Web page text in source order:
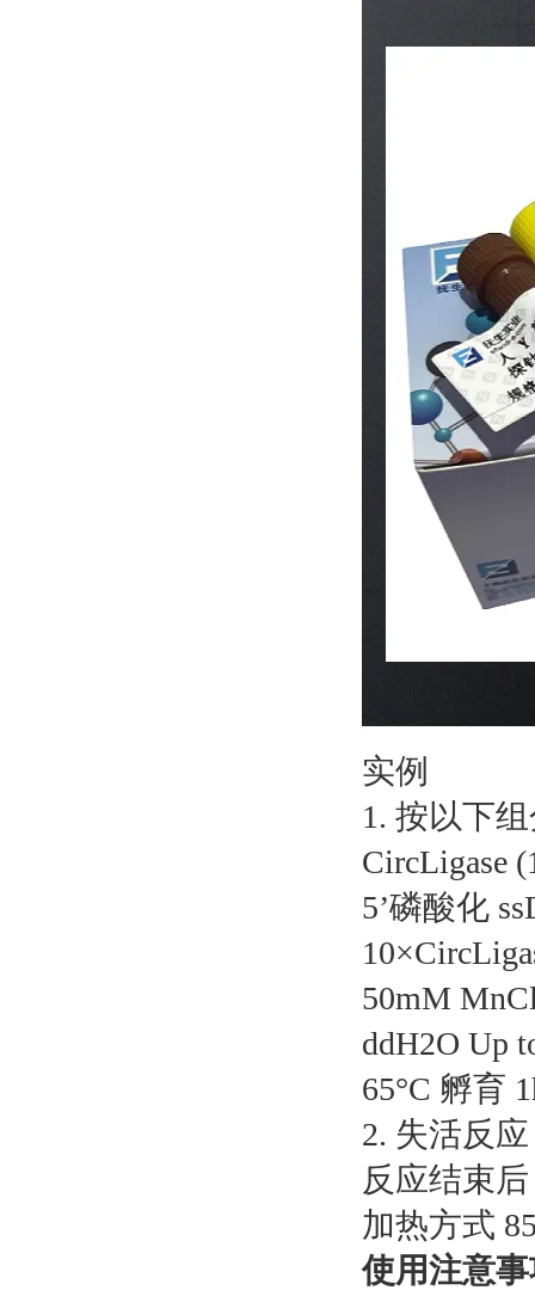
实例
1. 按以下
CircLigase
5’磷酸化
50mM
ddH2O Up
65°C 孵育
2. 失活反应
反应结束
加热方式
使用注意